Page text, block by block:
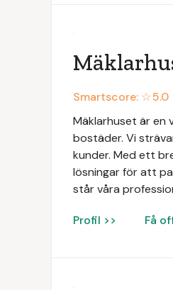
Smartscore: ☆5.0
Mäklarhuset är en
bostäder. Vi
kunder. Med ett
lösningar för att
står våra
Profil >> Få